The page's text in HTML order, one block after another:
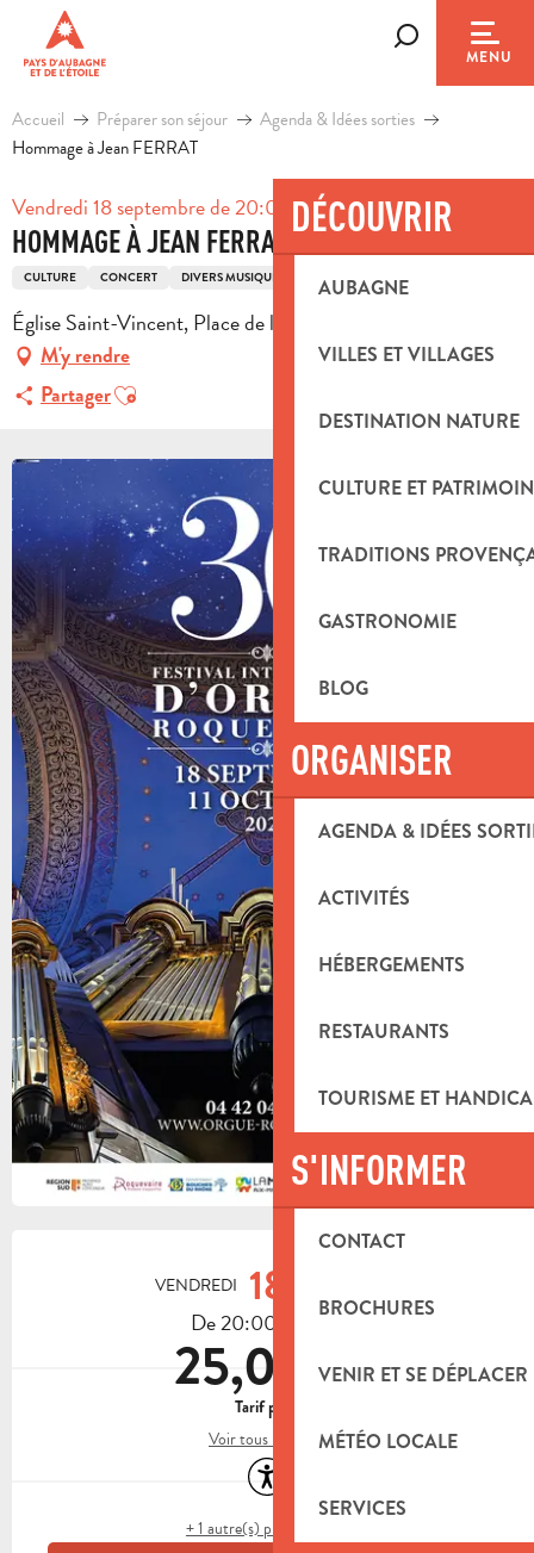
contenu
principal
MENU
DÉCOUVRIR
AUBAGNE
VILLES ET VILLAGES
DESTINATION NATURE
CULTURE ET
TRADITIONS
GASTRONOMIE
BLOG
ORGANISER
AGENDA & IDÉES
ACTIVITÉS
HÉBERGEMENTS
RESTAURANTS
TOURISME ET
S'INFORMER
CONTACT
BROCHURES
VENIR ET SE DÉPLACER
MÉTÉO LOCALE
SERVICES
Accueil Préparer son séjour
Agenda & Idées sorties
Hommage à Jean FERRAT
Vendredi 18 septembre de 20:00 à 21:30
HOMMAGE À JEAN FERRAT
CULTURE CONCERT DIVERS MUSIQUE
Église Saint-Vincent, Place de l'Église, 13360 Roquevaire
M'y rendre
PartagerAjouter aux favoris
OUVERTURE ET COORDONNÉES
VENDREDI 18
De 20:00 à 21:30
25,00 €
Tarif plein
Voir tous les tarifs
Accessibilité
+ 1 autre(s) prestation(s)